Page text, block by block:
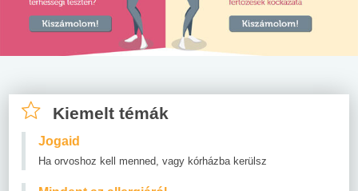
Kiemelt témák
Jogaid
Ha orvoshoz kell menned, vagy kórházba kerülsz